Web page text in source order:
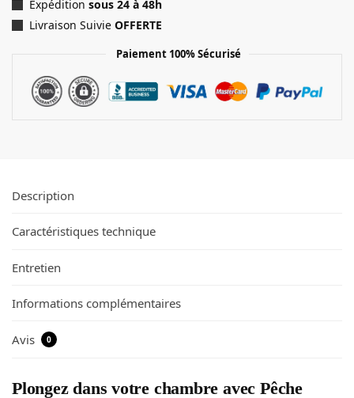
Expédition sous 24 à 48h
Livraison Suivie OFFERTE
Paiement 100% Sécurisé
Description
Caractéristiques technique
Entretien
Informations complémentaires
Avis 0
Plongez dans votre chambre avec Pêche